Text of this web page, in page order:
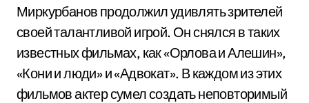
Миркурбанов продолжил удивлять зрителей
своей талантливой игрой. Он снялся в таких
известных фильмах, как «Орлова и Алешин»,
«Кони и люди» и «Адвокат». В каждом из этих
фильмов актер сумел создать неповторимый